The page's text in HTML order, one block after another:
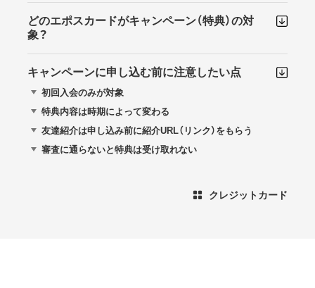
どのエポスカードがキャンペーン（特典）の対
象？
キャンペーンに申し込む前に注意したい点
初回入会のみが対象
特典内容は時期によって変わる
友達紹介は申し込み前に紹介URL（リンク）をもらう
審査に通らないと特典は受け取れない
クレジットカード